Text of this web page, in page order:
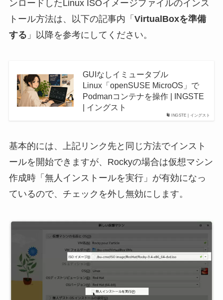
ンロードしたLinux ISOイメージファイルのインス
トール方法は、以下の記事内「 VirtualBoxを準備
する 」以降を参考にしてください。
INGSTE | イングスト
GUIなしイミュータブル
Linux「openSUSE MicroOS」で
Podmanコンテナを操作 | INGSTE
| イングスト
基本的には、上記リンク先と同じ方法でインスト
ールを開始できますが、Rockyの場合は仮想マシン
作成時「無人インストールを実行」が有効になっ
ているので、チェックを外し無効にします。